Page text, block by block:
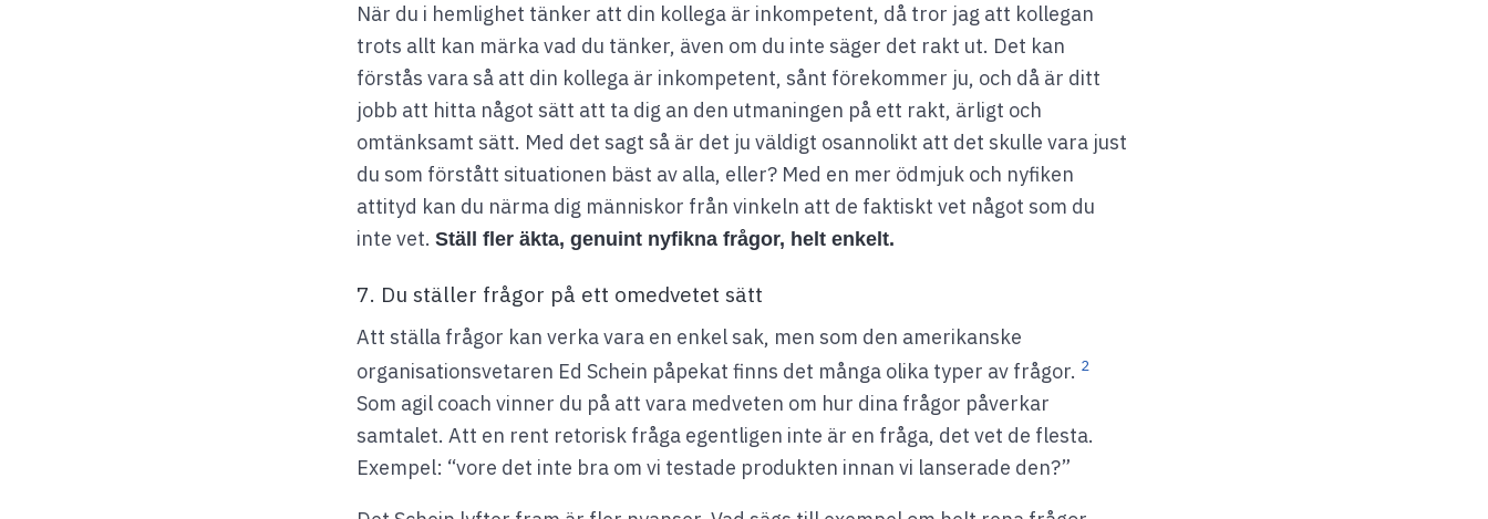
När du i hemlighet tänker att din kollega är inkompetent, då tror jag att kollegan
trots allt kan märka vad du tänker, även om du inte säger det rakt ut. Det kan
förstås vara så att din kollega är inkompetent, sånt förekommer ju, och då är ditt
jobb att hitta något sätt att ta dig an den utmaningen på ett rakt, ärligt och
omtänksamt sätt. Med det sagt så är det ju väldigt osannolikt att det skulle vara just
du som förstått situationen bäst av alla, eller? Med en mer ödmjuk och nyfiken
attityd kan du närma dig människor från vinkeln att de faktiskt vet något som du
inte vet. Ställ fler äkta, genuint nyfikna frågor, helt enkelt.
7. Du ställer frågor på ett omedvetet sätt
Att ställa frågor kan verka vara en enkel sak, men som den amerikanske
organisationsvetaren Ed Schein påpekat finns det många olika typer av frågor. 2
Som agil coach vinner du på att vara medveten om hur dina frågor påverkar
samtalet. Att en rent retorisk fråga egentligen inte är en fråga, det vet de flesta.
Exempel: “vore det inte bra om vi testade produkten innan vi lanserade den?”